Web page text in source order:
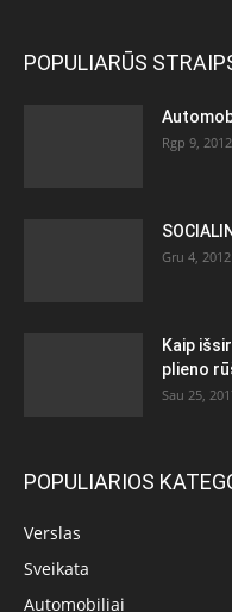
POPULIARŪS
Rgp 9, 2012
Gru 4, 2012
Kaip
plieno
Sau 25,
POPULIARIOS
Verslas
Sveikata
Automobiliai